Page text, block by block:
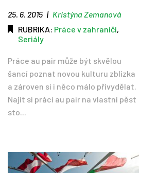
25. 6. 2015 | Kristýna Zemanová
RUBRIKA: Práce v zahraničí,
Seriály
Práce au pair může být skvělou
šancí poznat novou kulturu zblízka
a zároven si i něco málo přivydělat.
Najít si práci au pair na vlastní pěst
sto...